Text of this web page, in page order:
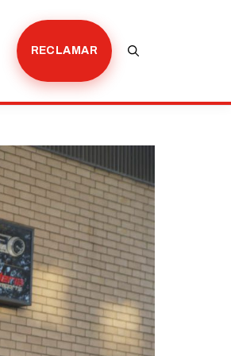
RECLAMAR